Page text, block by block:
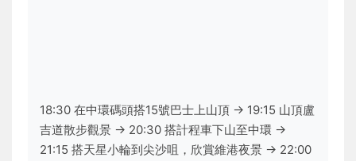
18:30 在中環碼頭搭15號巴士上山頂 → 19:15 山頂盧
吉道散步觀景 → 20:30 搭計程車下山至中環 →
21:15 搭天星小輪到尖沙咀，欣賞維港夜景 → 22:00